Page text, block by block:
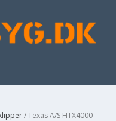
/ Texas A/S HTX4000